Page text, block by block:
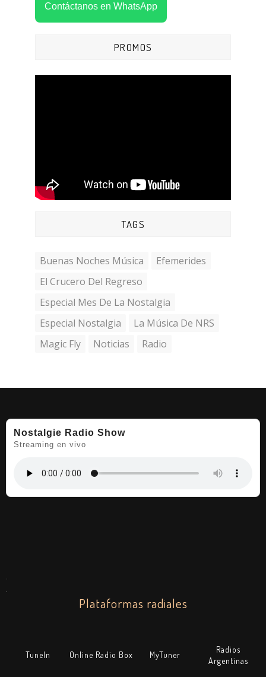
Contáctanos en WhatsApp
PROMOS
TAGS
Buenas Noches Música
Efemerides
El Crucero Del Regreso
Especial Mes De La Nostalgia
Especial Nostalgia
La Música De NRS
Magic Fly
Noticias Radio
Nostalgie Radio Show
Streaming en vivo
.
Plataformas radiales
TuneIn Online Radio Box MyTuner
Radios
Argentinas